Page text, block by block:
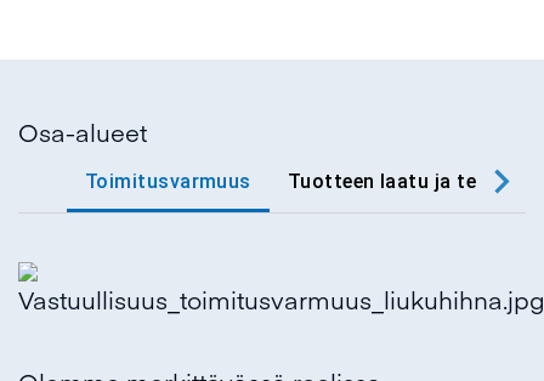
Osa-alueet
Toimitusvarmuus Tuotteen laatu ja teho